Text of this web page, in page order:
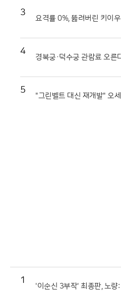
3
요격률 0%, 뚫려버린 키이
4
경복궁·덕수궁 관람료 오
5
"그린벨트 대신 재개발" 오
1
'이순신 3부작' 최종판, 노량